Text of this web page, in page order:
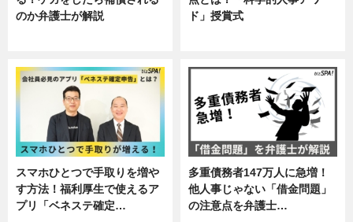
のか弁護士が解説
ド」授賞式
スマホひとつで手取りを増や
す方法！福利厚生で使えるア
プリ「ベネステ確定…
多重債務者147万人に急増！
他人事じゃない「借金問題」
の注意点を弁護士…